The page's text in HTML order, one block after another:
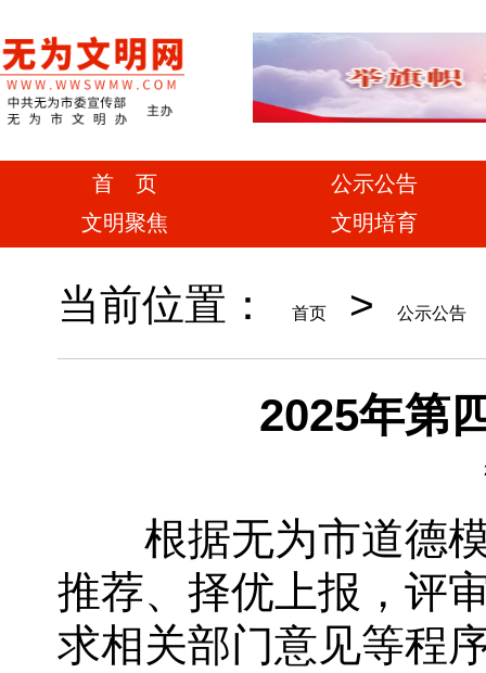
首 页
文明聚焦
公示公告
文明培育
当前位置： 首页 > 公示公告
2025年第
根据无为市道德模
推荐、择优上报，评
求相关部门意见等程